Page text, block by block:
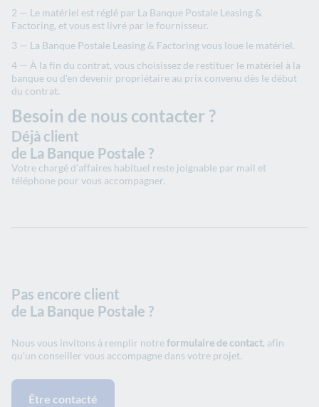
Le matériel est réglé par La Banque Postale Leasing &
Factoring, et vous est livré par le fournisseur.
La Banque Postale Leasing & Factoring vous loue le matériel.
À la fin du contrat, vous choisissez de restituer le matériel à la
banque ou d'en devenir propriétaire au prix convenu dès le début
du contrat.
Besoin de nous contacter ?
Déjà client
de La Banque Postale ?
Votre chargé d'affaires habituel reste joignable par mail et
téléphone pour vous accompagner.
Pas encore client
de La Banque Postale ?
Nous vous invitons à remplir notreformulaire de contact, afin
qu'un conseiller vous accompagne dans votre projet.
Être contacté